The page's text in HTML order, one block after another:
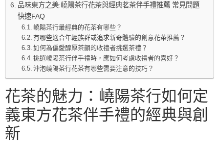
品味東方之美:嶢陽茶行花茶與經典茗茶伴手禮推薦 常見問題
快速FAQ
嶢陽茶行最經典的花茶有哪些？
有哪些適合年輕族群或追求新奇體驗的創意花茶推薦？
如何為偏愛醇厚茶韻的收禮者挑選茶禮？
挑選嶢陽茶行伴手禮時，應如何考慮收禮者的喜好？
沖泡嶢陽茶行花茶有哪些需要注意的技巧？
花茶的魅力：嶢陽茶行如何定
義東方花茶伴手禮的經典與創
新